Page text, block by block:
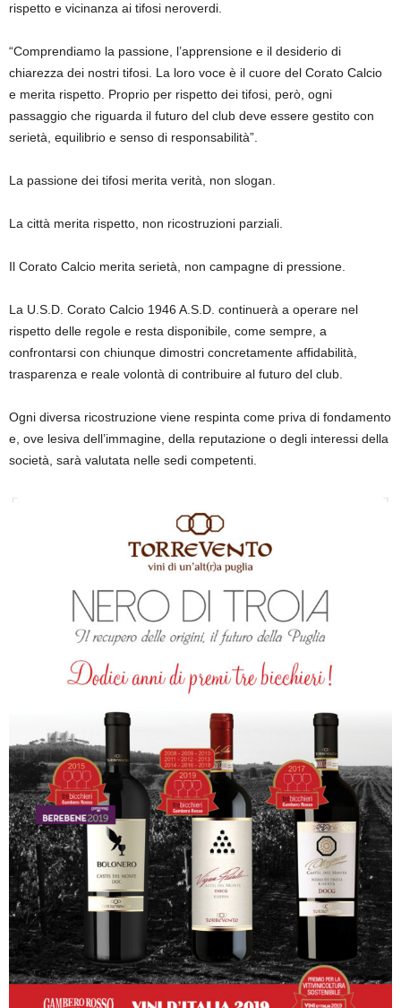
rispetto e vicinanza ai tifosi neroverdi.
“Comprendiamo la passione, l’apprensione e il desiderio di
chiarezza dei nostri tifosi. La loro voce è il cuore del Corato Calcio
e merita rispetto. Proprio per rispetto dei tifosi, però, ogni
passaggio che riguarda il futuro del club deve essere gestito con
serietà, equilibrio e senso di responsabilità”.
La passione dei tifosi merita verità, non slogan.
La città merita rispetto, non ricostruzioni parziali.
Il Corato Calcio merita serietà, non campagne di pressione.
La U.S.D. Corato Calcio 1946 A.S.D. continuerà a operare nel
rispetto delle regole e resta disponibile, come sempre, a
confrontarsi con chiunque dimostri concretamente affidabilità,
trasparenza e reale volontà di contribuire al futuro del club.
Ogni diversa ricostruzione viene respinta come priva di fondamento
e, ove lesiva dell’immagine, della reputazione o degli interessi della
società, sarà valutata nelle sedi competenti.